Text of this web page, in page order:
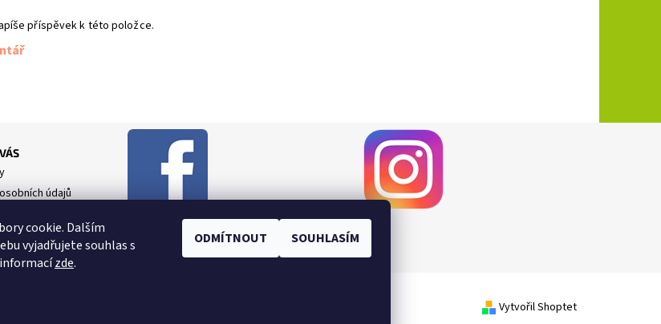
příspěvek k této položce.
údajů
Vytvořil Shoptet
cookie. Dalším
vyjadřujete souhlas s
zde.
ODMÍTNOUT SOUHLASÍM